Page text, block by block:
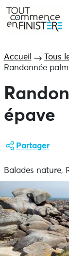
Accueil
Tous
Randonnée
épave
Partager
Balades nature,